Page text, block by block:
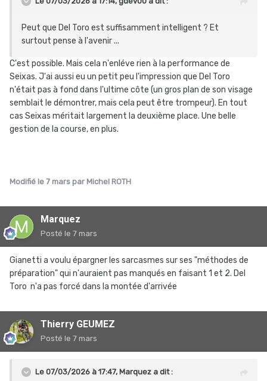
Peut que Del Toro est suffisamment intelligent ? Et
surtout pense à l'avenir ...
C'est possible. Mais cela n'enléve rien à la performance de
Seixas. J'ai aussi eu un petit peu l'impression que Del Toro
n'était pas à fond dans l'ultime côte (un gros plan de son visage
semblait le démontrer, mais cela peut être trompeur). En tout
cas Seixas méritait largement la deuxième place. Une belle
gestion de la course, en plus.
Modifié le 7 mars par Michel ROTH
Marquez
Posté le 7 mars
Gianetti a voulu épargner les sarcasmes sur ses "méthodes de
préparation" qui n'auraient pas manqués en faisant 1 et 2. Del
Toro n'a pas forcé dans la montée d'arrivée
Thierry GEUMEZ
Posté le 7 mars
Le 07/03/2026 à 17:47, Marquez a dit :